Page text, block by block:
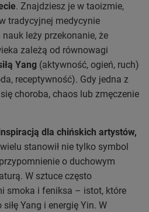
. Znajdziesz je w taoizmie,
tradycyjnej medycynie
leży przekonanie, że
zależą od równowagi
Yang (aktywność, ogień, ruch)
receptywność). Gdy jedna z
choroba, chaos lub zmęczenie
dla chińskich artystów,
stanowił nie tylko symbol
o duchowym
W sztuce często
smoka i feniksa – istot, które
Yang i energię Yin. W